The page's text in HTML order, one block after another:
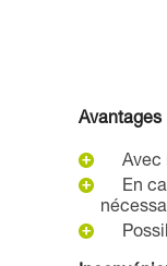
Avantages
Avec
En